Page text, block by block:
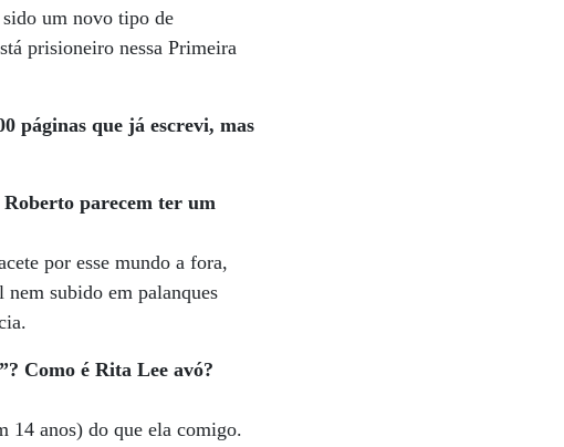
um novo tipo de
prisioneiro nessa Primeira
páginas que já escrevi, mas
Roberto parecem ter um
por esse mundo a fora,
subido em palanques
Como é Rita Lee avó?
14 anos) do que ela comigo.